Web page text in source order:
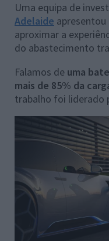
Uma equipa de
Adelaide
aproximar a
do abastecimento
Falamos de uma
mais de 85% da
trabalho foi liderado